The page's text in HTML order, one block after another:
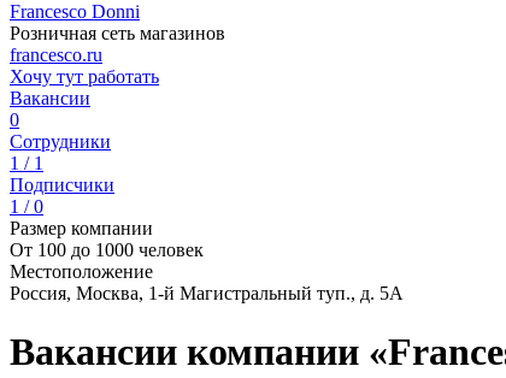
Francesco Donni
Розничная сеть магазинов
francesco.ru
Хочу тут работать
Вакансии
0
Сотрудники
1 / 1
Подписчики
1 / 0
Размер компании
От 100 до 1000 человек
Местоположение
Россия, Москва, 1-й Магистральный туп., д. 5А
Вакансии компании